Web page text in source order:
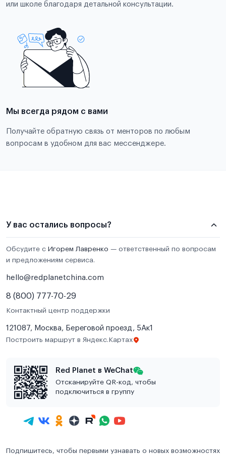
или школе благодаря детальной консультации.
Мы всегда рядом с вами
Получайте обратную связь от менторов по любым
вопросам в удобном для вас мессенджере.
У вас остались вопросы?
Обсудите с Игорем Лавренко — ответственный по вопросам
и предложениям сервиса.
hello@redplanetchina.com
8 (800) 777-70-29
Контактный центр поддержки
121087, Москва, Береговой проезд, 5Ак1
Построить маршрут в Яндекс.Картах
Red Planet в WeChat
Отсканируйте QR-код, чтобы
подключиться в группу
Подпишитесь, чтобы первыми узнавать о новых возможностях